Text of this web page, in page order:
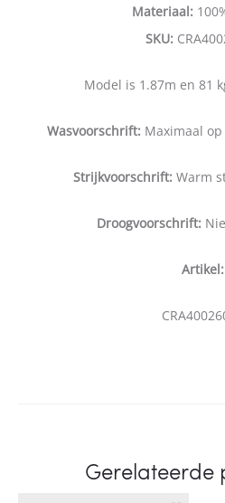
Materiaal:
SKU:
Model is 1.87m en 81
Wasvoorschrift: Maximaal
Strijkvoorschrift: Warm
Droogvoorschrift:
Artikel:
Gerelateerde